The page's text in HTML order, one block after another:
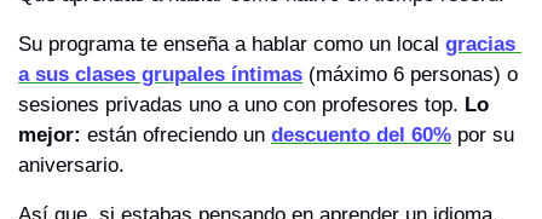
Su programa te enseña a hablar como un local gracias
a sus clases grupales íntimas (máximo 6 personas) o
sesiones privadas uno a uno con profesores top. Lo
mejor: están ofreciendo un descuento del 60% por su
aniversario.